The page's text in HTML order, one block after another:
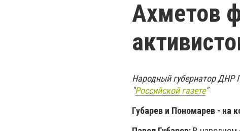
Ахметов
Народный губернатор ДНР
"Российской газете"
Губарев и Пономарев - на